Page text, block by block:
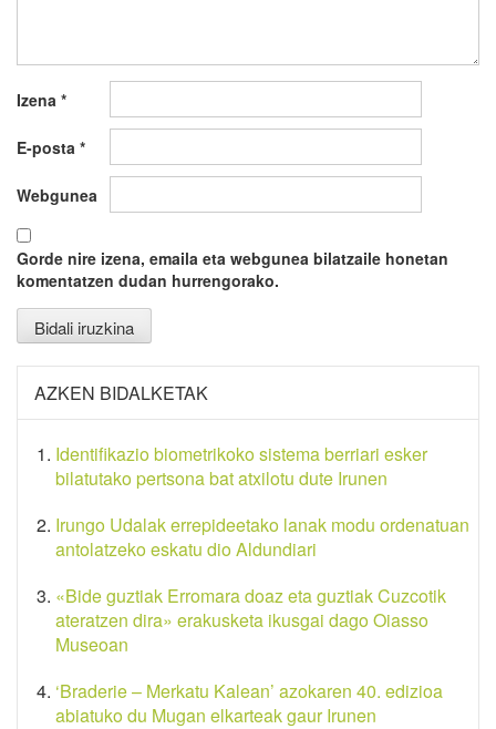
Izena *
E-posta *
Webgunea
Gorde nire izena, emaila eta webgunea bilatzaile honetan
komentatzen dudan hurrengorako.
AZKEN BIDALKETAK
Identifikazio biometrikoko sistema berriari esker
bilatutako pertsona bat atxilotu dute Irunen
Irungo Udalak errepideetako lanak modu ordenatuan
antolatzeko eskatu dio Aldundiari
«Bide guztiak Erromara doaz eta guztiak Cuzcotik
ateratzen dira» erakusketa ikusgai dago Oiasso
Museoan
‘Braderie – Merkatu Kalean’ azokaren 40. edizioa
abiatuko du Mugan elkarteak gaur Irunen